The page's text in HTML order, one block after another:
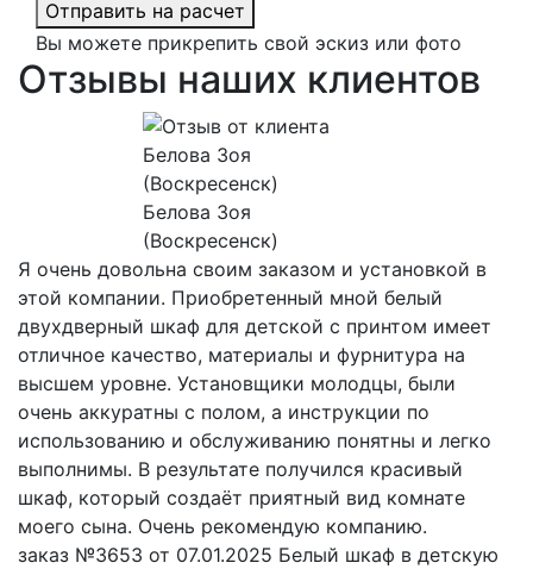
Отправить на расчет
Вы можете прикрепить свой эскиз или фото
Отзывы наших клиентов
Белова Зоя
(Воскресенск)
Я очень довольна своим заказом и установкой в
этой компании. Приобретенный мной белый
двухдверный шкаф для детской с принтом имеет
отличное качество, материалы и фурнитура на
высшем уровне. Установщики молодцы, были
очень аккуратны с полом, а инструкции по
использованию и обслуживанию понятны и легко
выполнимы. В результате получился красивый
шкаф, который создаёт приятный вид комнате
моего сына. Очень рекомендую компанию.
заказ №3653 от 07.01.2025 Белый шкаф в детскую